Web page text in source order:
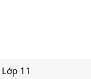
Lớp 11